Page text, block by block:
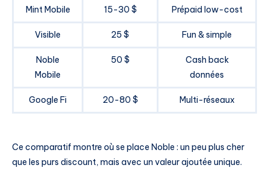
Mint Mobile 15-30 $ Prépaid low-cost
Visible 25 $ Fun & simple
Noble
Mobile
50 $
Cash back
données
Google Fi 20-80 $ Multi-réseaux
Ce comparatif montre où se place Noble : un peu plus cher
que les purs discount, mais avec un valeur ajoutée unique.